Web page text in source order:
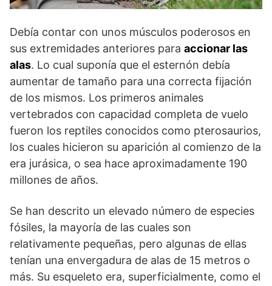
Debía contar con unos músculos poderosos en
sus extremidades anteriores para accionar las
alas. Lo cual suponía que el esternón debía
aumentar de tamaño para una correcta fijación
de los mismos. Los primeros animales
vertebrados con capacidad completa de vuelo
fueron los reptiles conocidos como pterosaurios,
los cuales hicieron su aparición al comienzo de la
era jurásica, o sea hace aproximadamente 190
millones de años.
Se han descrito un elevado número de especies
fósiles, la mayoría de las cuales son
relativamente pequeñas, pero algunas de ellas
tenían una envergadura de alas de 15 metros o
más. Su esqueleto era, superficialmente, como el